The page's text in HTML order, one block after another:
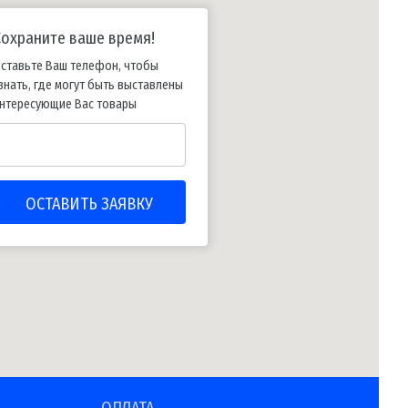
ваше время!
Ваш телефон, чтобы
где могут быть выставлены
Вас товары